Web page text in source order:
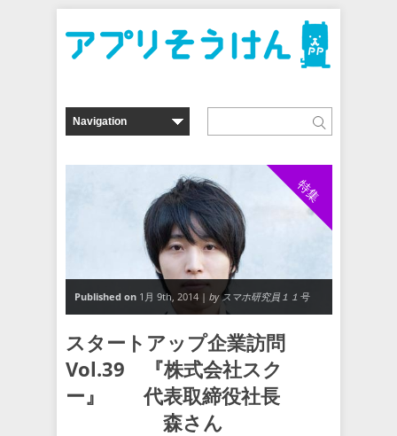
特集
Published on 1月 9th, 2014 | by スマホ研究員１１号
スタートアップ企業訪問
Vol.39 『株式会社スク
ー』 代表取締役社長
森さん